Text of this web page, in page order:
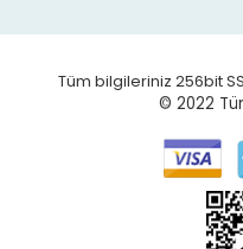
Tüm bilgileriniz 256bit
© 2022